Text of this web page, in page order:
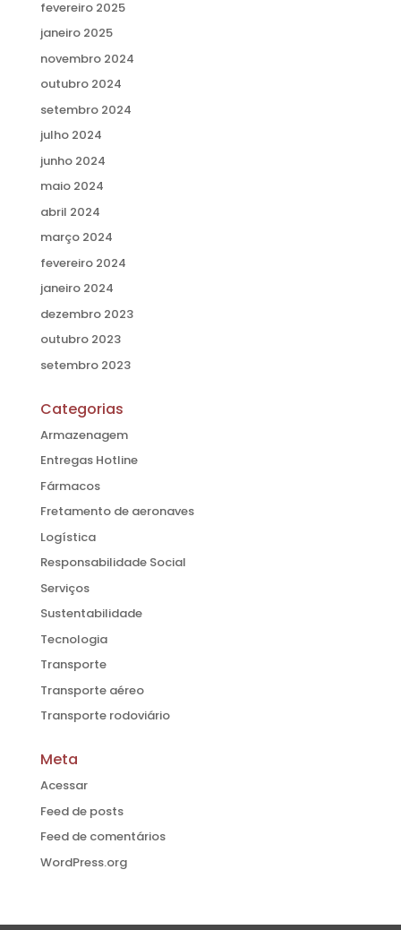
fevereiro 2025
janeiro 2025
novembro 2024
outubro 2024
setembro 2024
julho 2024
junho 2024
maio 2024
abril 2024
março 2024
fevereiro 2024
janeiro 2024
dezembro 2023
outubro 2023
setembro 2023
Categorias
Armazenagem
Entregas Hotline
Fármacos
Fretamento de aeronaves
Logística
Responsabilidade Social
Serviços
Sustentabilidade
Tecnologia
Transporte
Transporte aéreo
Transporte rodoviário
Meta
Acessar
Feed de posts
Feed de comentários
WordPress.org